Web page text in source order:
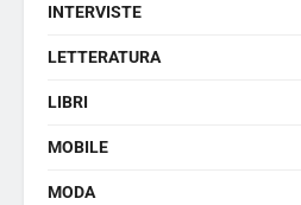
INTERVISTE
LETTERATURA
LIBRI
MOBILE
MODA